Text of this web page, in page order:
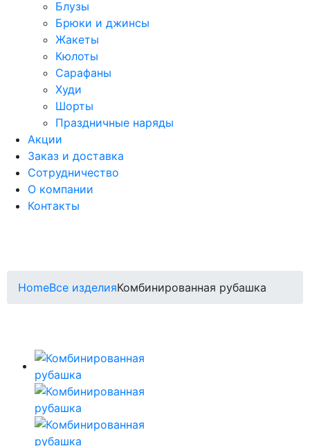
Блузы
Брюки и джинсы
Жакеты
Кюлоты
Сарафаны
Худи
Шорты
Праздничные наряды
Акции
Заказ и доставка
Сотрудничество
О компании
Контакты
HomeВсе изделияКомбинированная рубашка